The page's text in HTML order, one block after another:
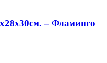
– Фламинго